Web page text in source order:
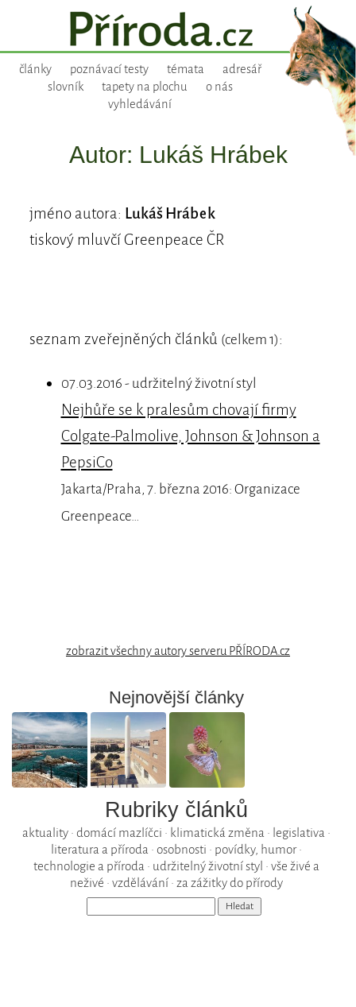
články poznávací testy témata
adresář
slovník
tapety na plochu
o nás
vyhledávání
Autor: Lukáš Hrábek
jméno autora: Lukáš Hrábek
tiskový mluvčí Greenpeace ČR
seznam zveřejněných článků (celkem 1):
07.03.2016 - udržitelný životní styl
Nejhůře se k pralesům chovají firmy
Colgate-Palmolive, Johnson & Johnson a
PepsiCo
Jakarta/Praha, 7. března 2016: Organizace
Greenpeace…
zobrazit všechny autory serveru PŘÍRODA.cz
Nejnovější články
Rubriky článků
aktuality• domácí mazlíčci • klimatická změna • legislativa •
literatura a příroda • osobnosti • povídky, humor•
technologie a příroda • udržitelný životní styl • vše živé a
neživé • vzdělávání• za zážitky do přírody